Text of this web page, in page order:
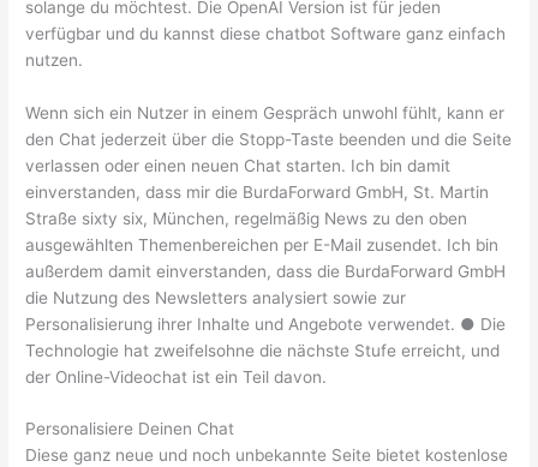
solange du möchtest. Die OpenAI Version ist für jeden
verfügbar und du kannst diese chatbot Software ganz einfach
nutzen.
Wenn sich ein Nutzer in einem Gespräch unwohl fühlt, kann er
den Chat jederzeit über die Stopp-Taste beenden und die Seite
verlassen oder einen neuen Chat starten. Ich bin damit
einverstanden, dass mir die BurdaForward GmbH, St. Martin
Straße sixty six, München, regelmäßig News zu den oben
ausgewählten Themenbereichen per E-Mail zusendet. Ich bin
außerdem damit einverstanden, dass die BurdaForward GmbH
die Nutzung des Newsletters analysiert sowie zur
Personalisierung ihrer Inhalte und Angebote verwendet. ● Die
Technologie hat zweifelsohne die nächste Stufe erreicht, und
der Online-Videochat ist ein Teil davon.
Personalisiere Deinen Chat
Diese ganz neue und noch unbekannte Seite bietet kostenlose